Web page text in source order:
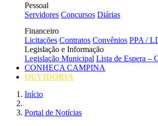
Pessoal
Servidores Concursos Diárias
Financeiro
Licitações Contratos Convênios PPA /
Legislação e Informação
Legislação Municipal Lista de Espera –
CONHEÇA CAMPINA
OUVIDORIA
Início
Portal de Notícias